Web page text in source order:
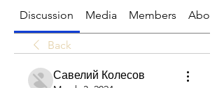
Discussion Media Members About
Back
Савелий Колесов